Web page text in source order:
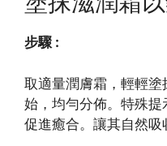
步驟 :
取適量潤膚霜，輕輕
始，均勻分佈。特殊提
促進癒合。讓其自然吸